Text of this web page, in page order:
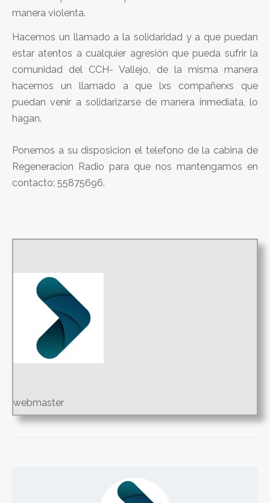
manera violenta.
Hacemos un llamado a la solidaridad y a que puedan
estar atentos a cualquier agresión que pueda sufrir la
comunidad del CCH- Vallejo, de la misma manera
hacemos un llamado a que lxs compañerxs que
puedan venir a solidarizarse de manera inmediata, lo
hagan.
Ponemos a su disposicion el telefono de la cabina de
Regeneracion Radio para que nos mantengamos en
contacto: 55875696.
webmaster